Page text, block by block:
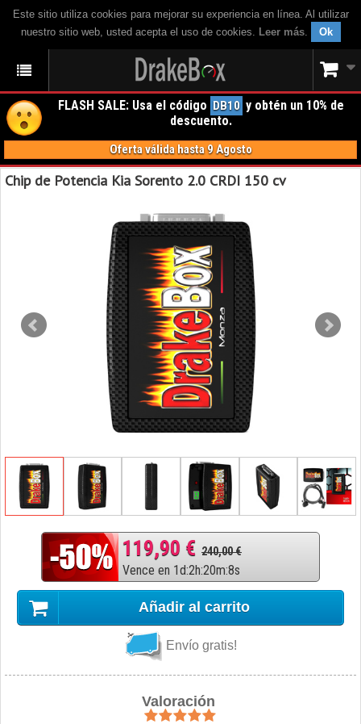
Este sitio utiliza cookies para mejorar su experiencia en línea. Al utilizar
nuestro sitio web, usted acepta el uso de cookies. Leer más. Ok
FLASH SALE: Usa el código DB10 y obtén un 10% de
descuento.
Oferta válida hasta 9 Agosto
Chip de Potencia Kia Sorento 2.0 CRDI 150 cv
119,90 € 240,00 €
Vence en 1d:2h:20m:7s
Añadir al carrito
Envío gratis!
Valoración